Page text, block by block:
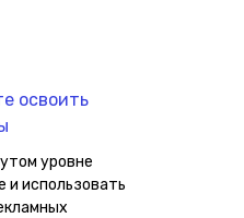
освоить
уровне
и использовать